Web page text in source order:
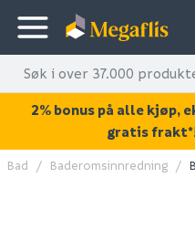
KAN DISSE
Bad Baderomsinnredning
2% bonus på alle kjøp,
gratis frakt*!